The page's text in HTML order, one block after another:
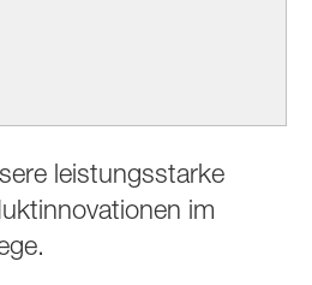
leistungsstarke
im